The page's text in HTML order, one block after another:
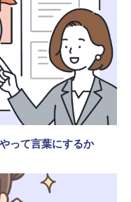
って言葉にするか